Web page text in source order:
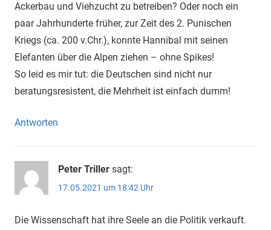
Ackerbau und Viehzucht zu betreiben? Oder noch ein
paar Jahrhunderte früher, zur Zeit des 2. Punischen
Kriegs (ca. 200 v.Chr.), konnte Hannibal mit seinen
Elefanten über die Alpen ziehen – ohne Spikes!
So leid es mir tut: die Deutschen sind nicht nur
beratungsresistent, die Mehrheit ist einfach dumm!
Antworten
Peter Triller sagt:
17.05.2021 um 18:42 Uhr
Die Wissenschaft hat ihre Seele an die Politik verkauft.